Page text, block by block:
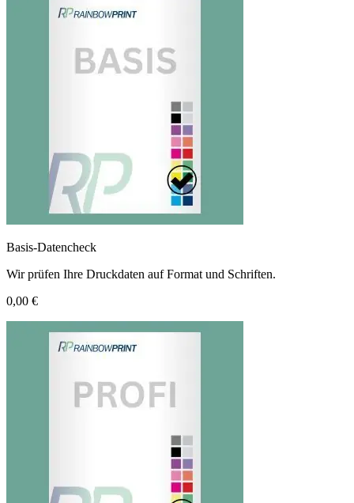
Basis-Datencheck
Wir prüfen Ihre Druckdaten auf Format und Schriften.
0,00 €